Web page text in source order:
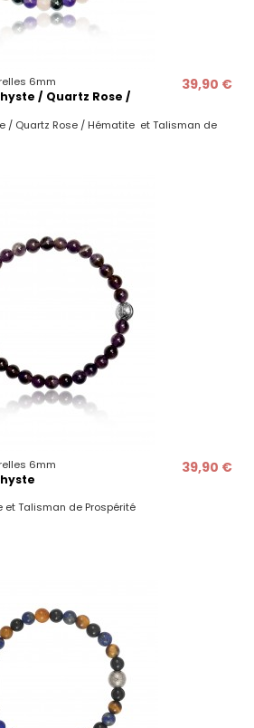
6mm
/ Quartz Rose /
39,90 €
/ Quartz Rose / Hématite et Talisman de
6mm 39,90 €
et Talisman de Prospérité